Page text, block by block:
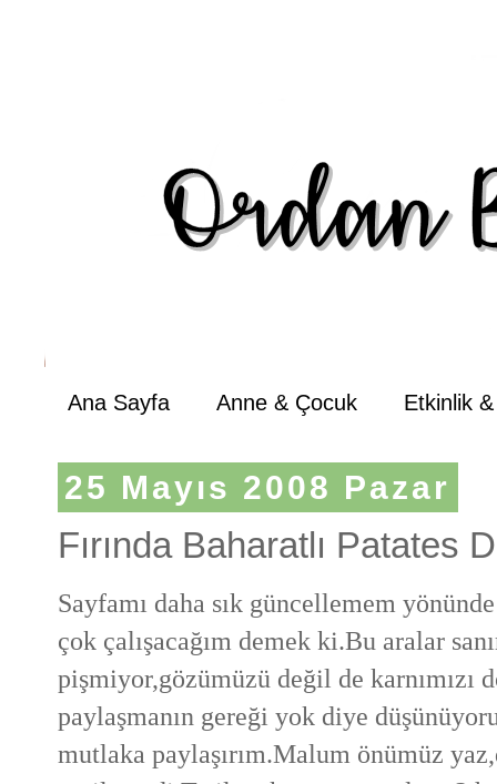
Ana Sayfa Anne & Çocuk Etkinlik
25 Mayıs 2008 Pazar
Fırında Baharatlı Patates
Sayfamı daha sık güncellemem
çok çalışacağım demek ki.Bu aralar
pişmiyor,gözümüzü değil de karnımızı
paylaşmanın gereği yok diye
mutlaka paylaşırım.Malum önümüz